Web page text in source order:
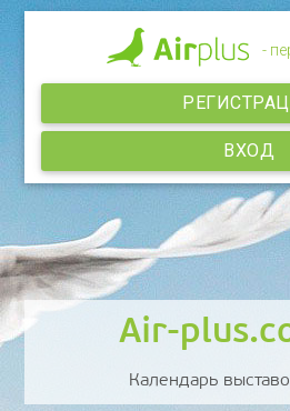
-
ВХОД
Air-
Календарь